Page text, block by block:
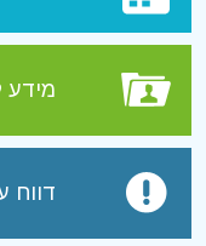
מידע
דווח